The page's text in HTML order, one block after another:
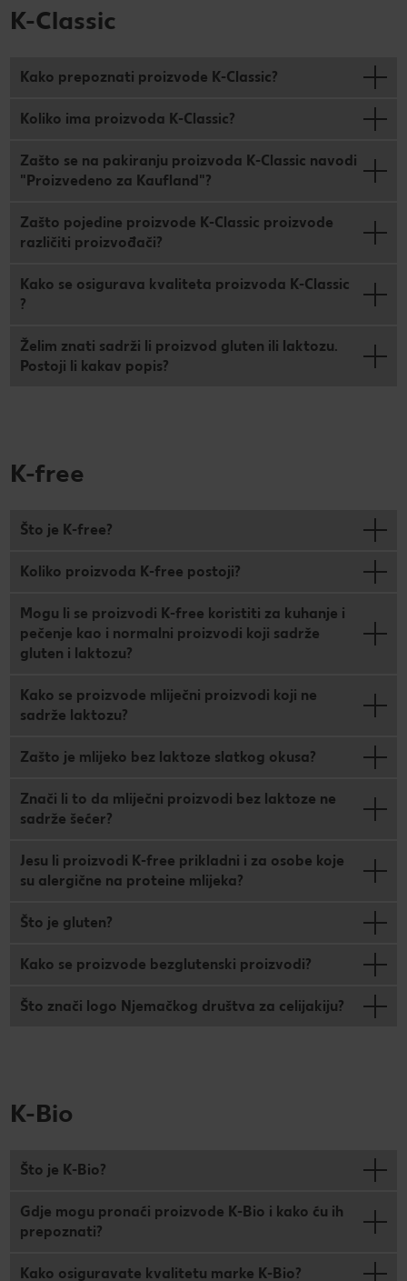
K-Classic
Kako prepoznati proizvode K-Classic?
Koliko ima proizvoda K-Classic?
Zašto se na pakiranju proizvoda K-Classic navodi
"Proizvedeno za Kaufland"?
Zašto pojedine proizvode K-Classic proizvode
različiti proizvođači?
Kako se osigurava kvaliteta proizvoda K-Classic
?
Želim znati sadrži li proizvod gluten ili laktozu.
Postoji li kakav popis?
K-free
Što je K-free?
Koliko proizvoda K-free postoji?
Mogu li se proizvodi K-free koristiti za kuhanje i
pečenje kao i normalni proizvodi koji sadrže
gluten i laktozu?
Kako se proizvode mliječni proizvodi koji ne
sadrže laktozu?
Zašto je mlijeko bez laktoze slatkog okusa?
Znači li to da mliječni proizvodi bez laktoze ne
sadrže šećer?
Jesu li proizvodi K-free prikladni i za osobe koje
su alergične na proteine mlijeka?
Što je gluten?
Kako se proizvode bezglutenski proizvodi?
Što znači logo Njemačkog društva za celijakiju?
K-Bio
Što je K-Bio?
Gdje mogu pronaći proizvode K-Bio i kako ću ih
prepoznati?
Kako osiguravate kvalitetu marke K-Bio?